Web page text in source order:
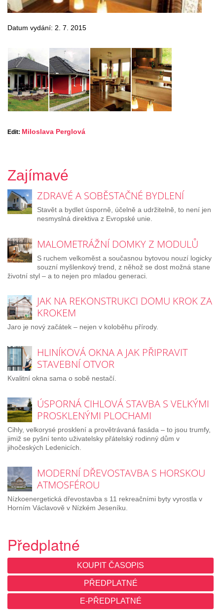
Datum vydání: 2. 7. 2015
Edit: Miloslava Perglová
Zajímavé
ZDRAVÉ A SOBĚSTAČNÉ BYDLENÍ
Stavět a bydlet úsporně, účelně a udržitelně, to není jen
nesmyslná direktiva z Evropské unie.
MALOMETRÁŽNÍ DOMKY Z MODULŮ
S ruchem velkoměst a současnou bytovou nouzí logicky
souzní myšlenkový trend, z něhož se dost možná stane
životní styl – a to nejen pro mladou generaci.
JAK NA REKONSTRUKCI DOMU KROK ZA
KROKEM
Jaro je nový začátek – nejen v koloběhu přírody.
HLINÍKOVÁ OKNA A JAK PŘIPRAVIT
STAVEBNÍ OTVOR
Kvalitní okna sama o sobě nestačí.
ÚSPORNÁ CIHLOVÁ STAVBA S VELKÝMI
PROSKLENÝMI PLOCHAMI
Cihly, velkorysé prosklení a provětrávaná fasáda – to jsou trumfy,
jimiž se pyšní tento uživatelsky přátelský rodinný dům v
jihočeských Ledenicích.
MODERNÍ DŘEVOSTAVBA S HORSKOU
ATMOSFÉROU
Nízkoenergetická dřevostavba s 11 rekreačními byty vyrostla v
Horním Václavově v Nízkém Jeseníku.
Předplatné
KOUPIT ČASOPIS
PŘEDPLATNÉ
E-PŘEDPLATNÉ